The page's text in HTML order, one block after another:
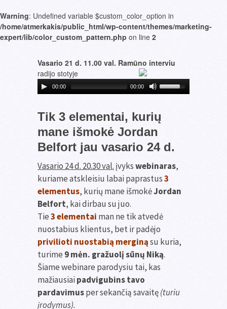
Warning: Undefined variable $custom_color_option in
/home/atmerkakis/public_html/wp-content/themes/marketing-
expert/lib/color_custom_pattern.php on line 2
Vasario 21 d. 11.00 val. Ramūno interviu
radijo stotyje
00:00 00:00
Tik 3 elementai, kurių
mane išmokė Jordan
Belfort jau vasario 24 d.
Vasario 24 d. 20.30 val. įvykswebinaras,
kuriame atskleisiu labai paprastus3
elementus, kurių mane išmokėJordan
Belfort, kai dirbau su juo.
Tie3 elementai man ne tik atvedė
nuostabius klientus, bet ir padėjo
privilioti nuostabią merginąsu kuria,
turime9 mėn. gražuolį sūnų Niką.
Šiame webinare parodysiu tai, kas
mažiausiaipadvigubins tavo
pardavimusper sekančią savaitę(turiu
įrodymus).